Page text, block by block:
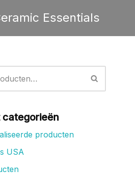
Essentials
categorieën
producten
USA